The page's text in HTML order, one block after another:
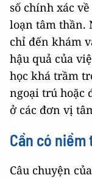
số chính xác
loạn tâm thần.
chỉ đến khám
hậu quả của
học khá trầm
ngoại trú hoặc
ở các đơn vị
Cần có
Câu chuyện